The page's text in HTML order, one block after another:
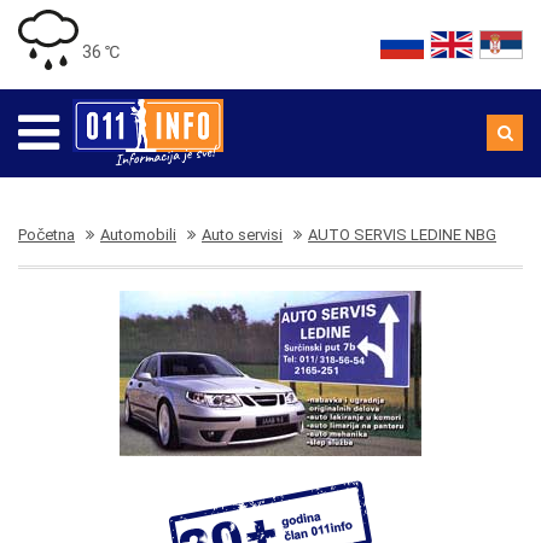
36 ℃
Početna Automobili Auto servisi AUTO SERVIS LEDINE NBG